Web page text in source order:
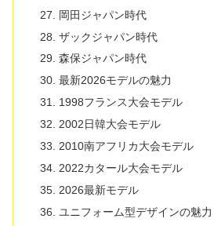
岡田ジャパン時代
ザックジャパン時代
森保ジャパン時代
最新2026モデルの魅力
1998フランス大会モデル
2002日韓大会モデル
2010南アフリカ大会モデル
2022カタール大会モデル
2026最新モデル
ユニフォーム型デザインの魅力